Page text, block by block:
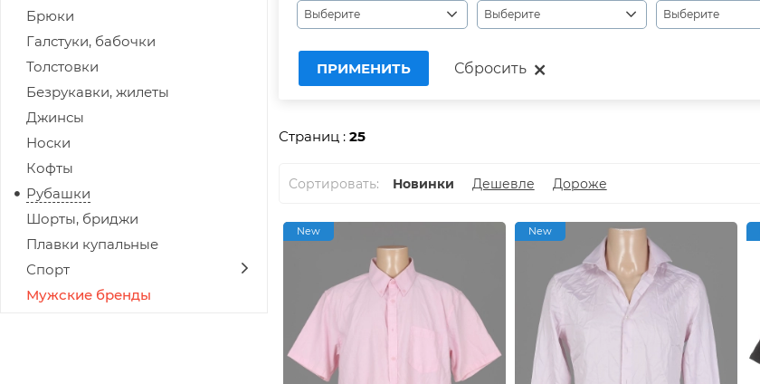
Брюки
Галстуки, бабочки
Толстовки
Безрукавки, жилеты
Джинсы
Носки
Кофты
Рубашки
Шорты, бриджи
Плавки купальные
Спорт
Мужские бренды
Выберите Выберите Выберите
ПРИМЕНИТЬ Сбросить
Страниц : 25
Сортировать: Новинки Дешевле Дороже
New New